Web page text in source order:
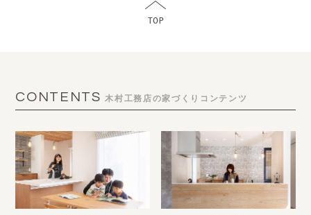
CONTENTS 木村工務店の家づくりコンテンツ